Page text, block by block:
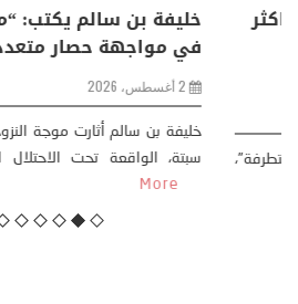
منذر بالضيافي يكتب حول:
من ظاهرة طبيعية .. تحول
مقاربة سوسيولوجية )
كتب: منذر بالضيافي بدأت قصتي مع
منذ نهاية ثمانينات القرن الماضي، حين أطردنا